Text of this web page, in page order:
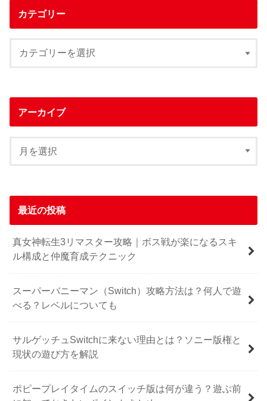
カテゴリー
アーカイブ
最近の投稿
真女神転生3リマスター攻略｜ボス戦が楽になるスキ
ル構成と仲魔育成テクニック
スーパーバニーマン（Switch）攻略方法は？何人で遊
べる？レベルについても
サルゲッチュSwitchに来ない理由とは？ソニー版権と
現状の遊び方を解説
ポピープレイタイムのスイッチ版は何が違う？遊ぶ前